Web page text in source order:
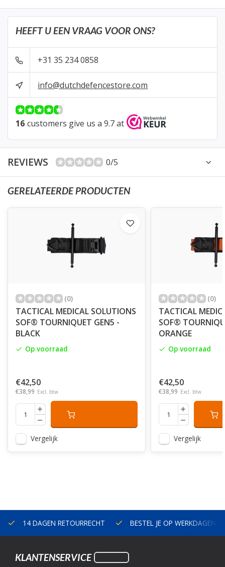
HEEFT U EEN VRAAG VOOR ONS?
+31 35 234 0858
info@dutchdefencestore.com
16 customers give us a 9.7 at
REVIEWS 0/5
GERELATEERDE PRODUCTEN
(0)
TACTICAL MEDICAL SOLUTIONS
SOF® TOURNIQUET GEN5 -
BLACK
Op voorraad
€42,50
€38,99 Excl. btw
Vergelijk
(0)
TACTICAL
SOF®
ORANGE
Op voorraad
€42,50
€38,99 Excl. btw
Vergelijk
14 DAGEN RETOURRECHT BESTEL JE OP WERKDAGEN
KLANTENSERVICE